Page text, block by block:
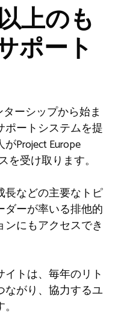
上のも
ポート
ターシップから始ま
ポートシステムを提
Project Europe
を受け取ります。
などの主要なトピ
ダーが率いる排他的
にもアクセスでき
トは、毎年のリト
ながり、協力するユ